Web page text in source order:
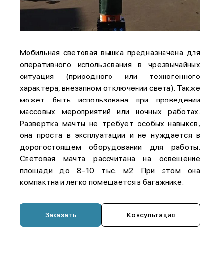
Мобильная световая вышка предназначена для
оперативного использования в чрезвычайных
ситуация (природного или техногенного
характера, внезапном отключении света). Также
может быть использована при проведении
массовых мероприятий или ночных работах.
Развёртка мачты не требует особых навыков,
она проста в эксплуатации и не нуждается в
дорогостоящем оборудовании для работы.
Световая мачта рассчитана на освещение
площади до 8–10 тыс. м2. При этом она
компактна и легко помещается в багажнике.
Заказать Консультация